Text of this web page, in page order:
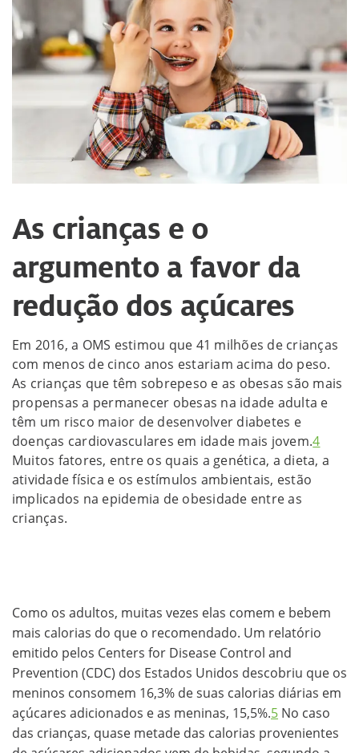
As crianças e o
argumento a favor da
redução dos açúcares
Em 2016, a OMS estimou que 41 milhões de crianças
com menos de cinco anos estariam acima do peso.
As crianças que têm sobrepeso e as obesas são mais
propensas a permanecer obesas na idade adulta e
têm um risco maior de desenvolver diabetes e
doenças cardiovasculares em idade mais jovem.4
Muitos fatores, entre os quais a genética, a dieta, a
atividade física e os estímulos ambientais, estão
implicados na epidemia de obesidade entre as
crianças.
Como os adultos, muitas vezes elas comem e bebem
mais calorias do que o recomendado. Um relatório
emitido pelos Centers for Disease Control and
Prevention (CDC) dos Estados Unidos descobriu que os
meninos consomem 16,3% de suas calorias diárias em
açúcares adicionados e as meninas, 15,5%.5 No caso
das crianças, quase metade das calorias provenientes